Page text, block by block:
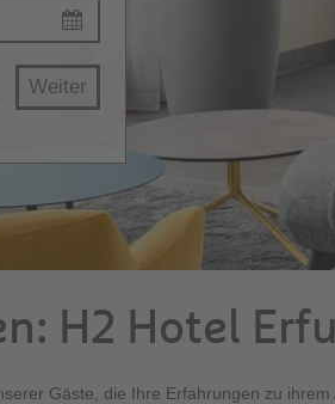
Weiter
H2 Hotel
Gäste, die Ihre Erfahrungen zu